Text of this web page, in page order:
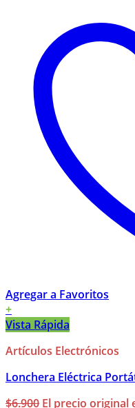
Agregar a Favoritos
+
Vista Rápida
Artículos Electrónicos
Lonchera Eléctrica
$6.900 El precio original